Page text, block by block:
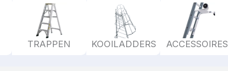
TRAPPEN KOOILADDERS ACCESSOIRES